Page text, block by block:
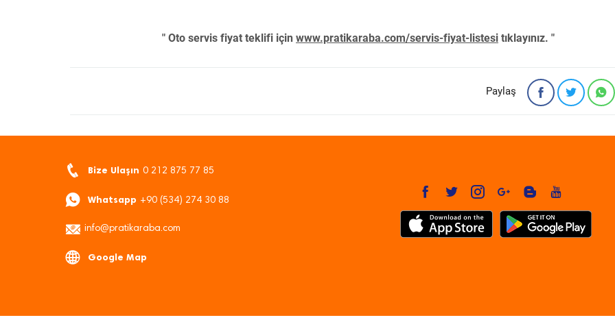
" Oto servis fiyat teklifi için www.pratikaraba.com/servis-fiyat-listesi tıklayınız. "
Paylaş
Bize Ulaşın 0 212 875 77 85
Whatsapp +90 (534) 274 30 88
info@pratikaraba.com
Google Map